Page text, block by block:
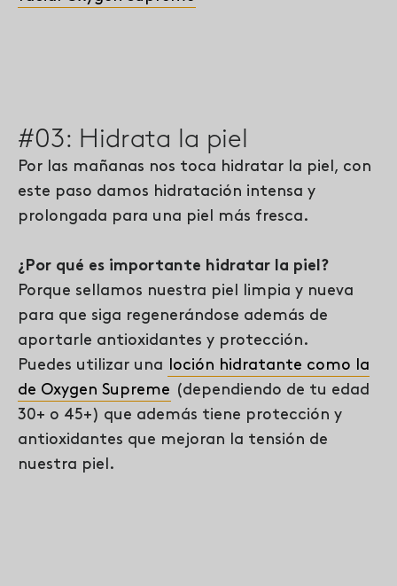
#03: Hidrata la piel
Por las mañanas nos toca hidratar la piel, con
este paso damos hidratación intensa y
prolongada para una piel más fresca.
¿Por qué es importante hidratar la piel?
Porque sellamos nuestra piel limpia y nueva
para que siga regenerándose además de
aportarle antioxidantes y protección.
Puedes utilizar una loción hidratante como la
de Oxygen Supreme (dependiendo de tu edad
30+ o 45+) que además tiene protección y
antioxidantes que mejoran la tensión de
nuestra piel.